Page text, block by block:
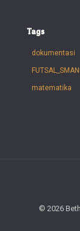
Tags
dokumentasi
matematika
© 2026